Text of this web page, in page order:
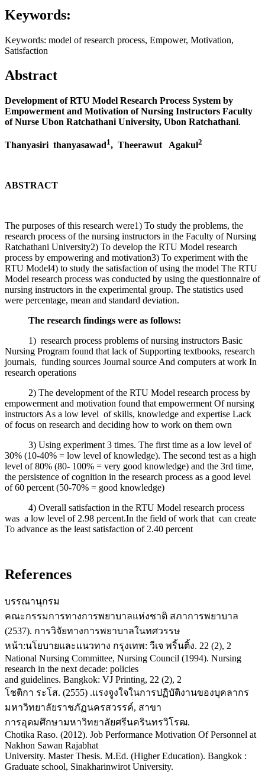
Keywords:
Keywords: model of research process, Empower, Motivation,
Satisfaction
Abstract
Development of RTU Model Research Process System by
Empowerment and Motivation of Nursing Instructors Faculty
of Nurse Ubon Ratchathani University, Ubon Ratchathani.
Thanyasiri thanyasawad1, Theerawut Agakul2
ABSTRACT
The purposes of this research were1) To study the problems, the
research process of the nursing instructors in the Faculty of Nursing
Ratchathani University2) To develop the RTU Model research
process by empowering and motivation3) To experiment with the
RTU Model4) to study the satisfaction of using the model The RTU
Model research process was conducted by using the questionnaire of
nursing instructors in the experimental group. The statistics used
were percentage, mean and standard deviation.
The research findings were as follows:
1) research process problems of nursing instructors Basic
Nursing Program found that lack of Supporting textbooks, research
journals, funding sources Journal source And computers at work In
research operations
2) The development of the RTU Model research process by
empowerment and motivation found that empowerment Of nursing
instructors As a low level of skills, knowledge and expertise Lack
of focus on research and deciding how to work on them own
3) Using experiment 3 times. The first time as a low level of
30% (10-40% = low level of knowledge). The second test as a high
level of 80% (80- 100% = very good knowledge) and the 3rd time,
the persistence of cognition in the research process as a good level
of 60 percent (50-70% = good knowledge)
4) Overall satisfaction in the RTU Model research process
was a low level of 2.98 percent.In the field of work that can create
To advance as the least satisfaction of 2.40 percent
References
บรรณานุกรม
คณะกรรมการทางการพยาบาลแห่งชาติ สภาการพยาบาล
(2537). การวิจัยทางการพยาบาลในทศวรรษ
หน้า:นโยบายและแนวทาง กรุงเทพ: วีเจ พริ้นติ้ง. 22 (2), 2
National Nursing Committee, Nursing Council (1994). Nursing
research in the next decade: policies
and guidelines. Bangkok: VJ Printing, 22 (2), 2
โชติกา ระโส. (2555) .แรงจูงใจในการปฏิบัติงานของบุคลากร
มหาวิทยาลัยราชภัฏนครสวรรค์, สาขา
การอุดมศึกษามหาวิทยาลัยศรีนครินทรวิโรฒ.
Chotika Raso. (2012). Job Performance Motivation Of Personnel at
Nakhon Sawan Rajabhat
University. Master Thesis. M.Ed. (Higher Education). Bangkok :
Graduate school, Sinakharinwirot University.